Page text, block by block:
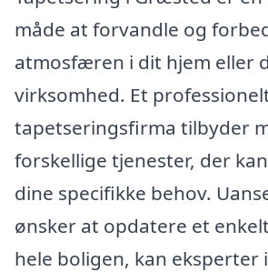
måde at forvandle og
atmosfæren i dit hjem eller
virksomhed. Et
tapetseringsfirma tilbyder
forskellige tjenester, der
dine specifikke behov.
ønsker at opdatere et
hele boligen, kan eksperter